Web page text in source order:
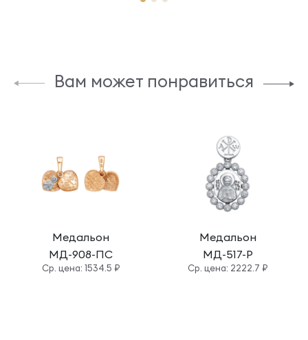
Вам может понравиться
Медальон
МД-908-ПС
Cр. цена: 1534.5 ₽
Медальон
МД-517-Р
Cр. цена: 2222.7 ₽